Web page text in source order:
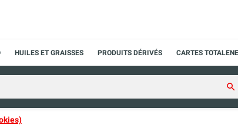
HUILES ET GRAISSES PRODUITS DÉRIVÉS CARTES
search